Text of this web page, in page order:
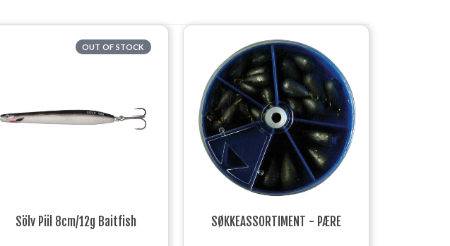
OUT OF STOCK
Sölv Piil 8cm/12g Baitfish SØKKEASSORTIMENT - PÆRE